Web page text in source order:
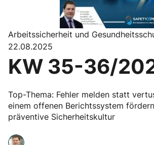
Arbeitssicherheit und
22.08.2025
KW 35-36/
Top-Thema: Fehler melden statt
einem offenen Berichtssystem
präventive Sicherheitskultur